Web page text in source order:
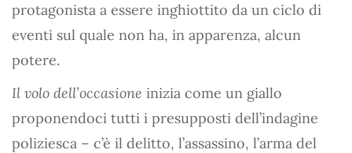
protagonista a essere inghiottito da un ciclo di
eventi sul quale non ha, in apparenza, alcun
potere.
Il volo dell’occasione inizia come un giallo
proponendoci tutti i presupposti dell’indagine
poliziesca – c’è il delitto, l’assassino, l’arma del